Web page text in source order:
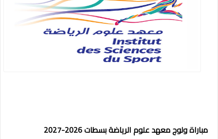
مباراة ولوج معهد علوم الرياضة بسطات 2026-2027